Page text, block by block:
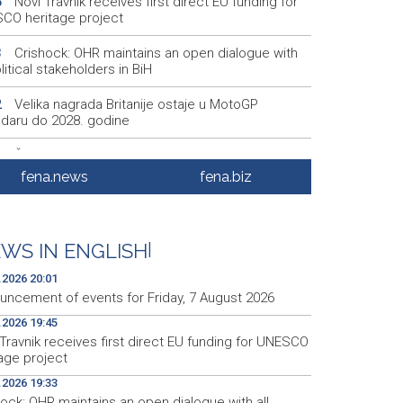
heritage project
Crishock: OHR maintains an open dialogue with
stakeholders in BiH
Velika nagrada Britanije ostaje u MotoGP
do 2028. godine
Španska krajnja ljevica i desnica ujedinjene protiv
kao suorganizatora SP 2030.
Soreca says SEPA application marks important
on BiH's EU path
fena.news fena.biz
IN ENGLISH
20:01
of events for Friday, 7 August 2026
19:45
receives first direct EU funding for UNESCO
project
19:33